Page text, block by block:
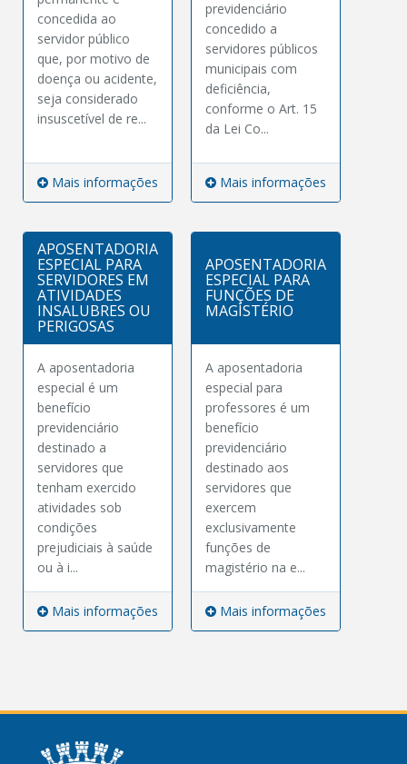
concedida ao
servidor público
que, por motivo de
doença ou acidente,
seja considerado
insuscetível de re...
Mais informações
previdenciário
concedido a
servidores públicos
municipais com
deficiência,
conforme o Art. 15
da Lei Co...
Mais informações
APOSENTADORIA
ESPECIAL PARA
SERVIDORES EM
ATIVIDADES
INSALUBRES OU
PERIGOSAS
A aposentadoria
especial é um
benefício
previdenciário
destinado a
servidores que
tenham exercido
atividades sob
condições
prejudiciais à saúde
ou à i...
Mais informações
APOSENTADORIA
ESPECIAL PARA
FUNÇÕES DE
MAGISTÉRIO
A aposentadoria
especial para
professores é um
benefício
previdenciário
destinado aos
servidores que
exercem
exclusivamente
funções de
magistério na e...
Mais informações